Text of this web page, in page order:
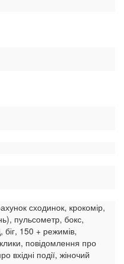
сходинок, крокомір,
пульсометр, бокс,
150 + режимів,
повідомлення про
вхідні події, жіночий